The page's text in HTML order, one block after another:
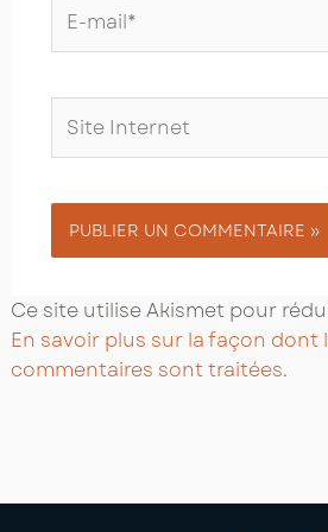
mail*
Internet
Ce site utilise Akismet pour
En savoir plus sur la façon dont
commentaires sont traitées.